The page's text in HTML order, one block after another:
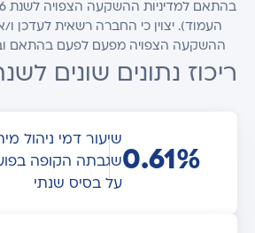
העמוד). יצוין כי החברה רשאית לעדכן ו/
ההשקעה הצפויה מפעם לפעם בהתאם
ריכוז נתונים שונים לשנת
0.61%
שיעור דמי ניהול
שגבתה הקופה
על בסיס שנתי